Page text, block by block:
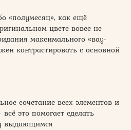
«полумесяц», как ещё
цвете вовсе не
максимального «вау-
контрастировать с основной
сочетание всех элементов и
это помогает сделать
выдающимся